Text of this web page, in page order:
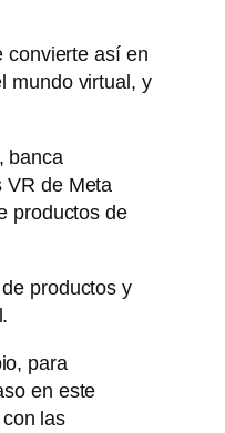
convierte así en
mundo virtual, y
banca
VR de Meta
productos de
productos y
para
en este
las